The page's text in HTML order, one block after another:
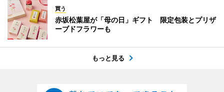
買う
赤坂松葉屋が「母の日」ギフト 限定包装とプリザ
ーブドフラワーも
もっと見る